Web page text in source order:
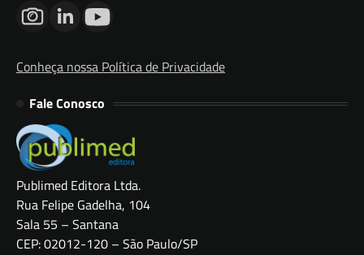
Conheça nossa Política de Privacidade
Fale Conosco
Publimed Editora Ltda.
Rua Felipe Gadelha, 104
Sala 55 – Santana
CEP: 02012-120 – São Paulo/SP